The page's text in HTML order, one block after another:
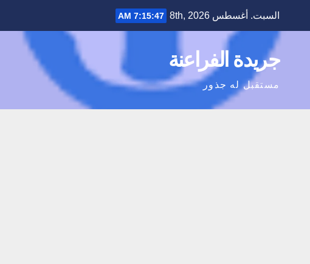
السبت. أغسطس 8th, 2026 7:15:48 AM
جريدة الفراعنة
مستقبل له جذور